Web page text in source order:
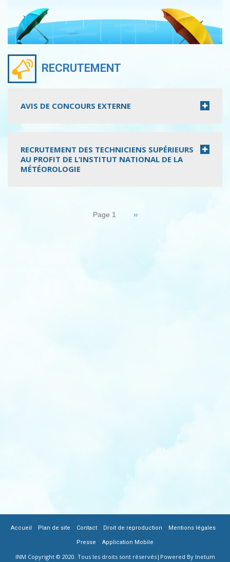
RECRUTEMENT
AVIS DE CONCOURS EXTERNE
RECRUTEMENT DES TECHNICIENS SUPÉRIEURS
AU PROFIT DE L’INSTITUT NATIONAL DE LA
MÉTÉOROLOGIE
Page 1 Page
››
FOOTER
MENU
Accueil Plan de site Contact| Droit de reproduction Mentions légales|
Presse Application Mobile
INM Copyright © 2020. Tous les droits sont réservés| Powered By Inetum